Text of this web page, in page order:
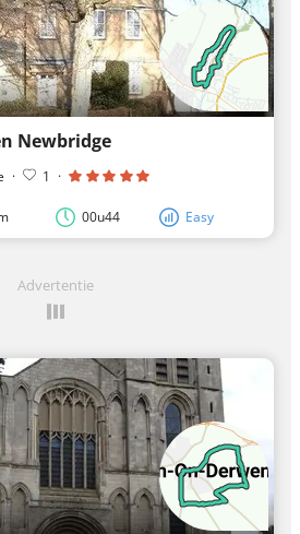
Newbridge
· 1 ·
00u44 Easy
Advertentie